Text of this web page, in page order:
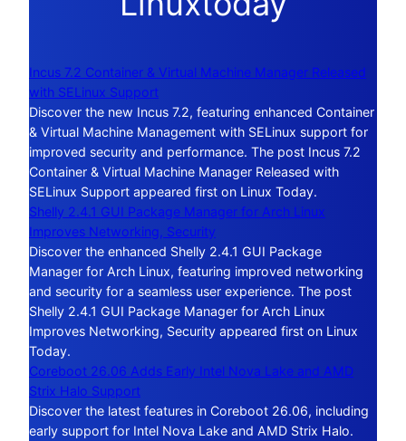
Incus 7.2 Container & Virtual Machine Manager Released
with SELinux Support
Discover the new Incus 7.2, featuring enhanced Container
& Virtual Machine Management with SELinux support for
improved security and performance. The post Incus 7.2
Container & Virtual Machine Manager Released with
SELinux Support appeared first on Linux Today.
Shelly 2.4.1 GUI Package Manager for Arch Linux
Improves Networking, Security
Discover the enhanced Shelly 2.4.1 GUI Package
Manager for Arch Linux, featuring improved networking
and security for a seamless user experience. The post
Shelly 2.4.1 GUI Package Manager for Arch Linux
Improves Networking, Security appeared first on Linux
Today.
Coreboot 26.06 Adds Early Intel Nova Lake and AMD
Strix Halo Support
Discover the latest features in Coreboot 26.06, including
early support for Intel Nova Lake and AMD Strix Halo.